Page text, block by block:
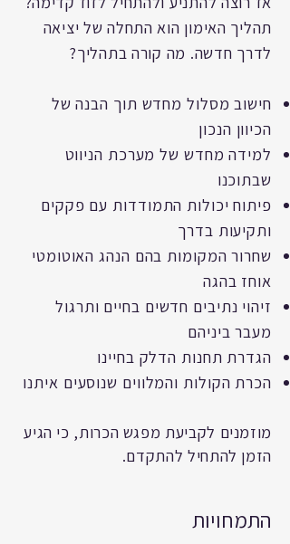
תהליך האימון הוא התחלה של יציאה
לדרך חדשה. מה קורה בתהליך?
חישוב מסלול מחדש תוך הבנה של
הכיוון הנכון
למידה מחדש של מערכת הניווט
שבתוכנו
פיתוח יכולות התמודדות עם פקקים
ותקיעות בדרך
שחרור המקומות בהם הנהג האוטומטי
אוחז בהגה
זיהוי נתיבים חדשים בחיים ותרגול
מעבר ביניהם
הגדרת תחנות הדלק בחיינו
הכרת הקולות והמלווים שנוסעים איתנו
מוזמנים לקביעת מפגש הכרות, כי הגיע
הזמן להתחיל להתקדם.
התמחויות